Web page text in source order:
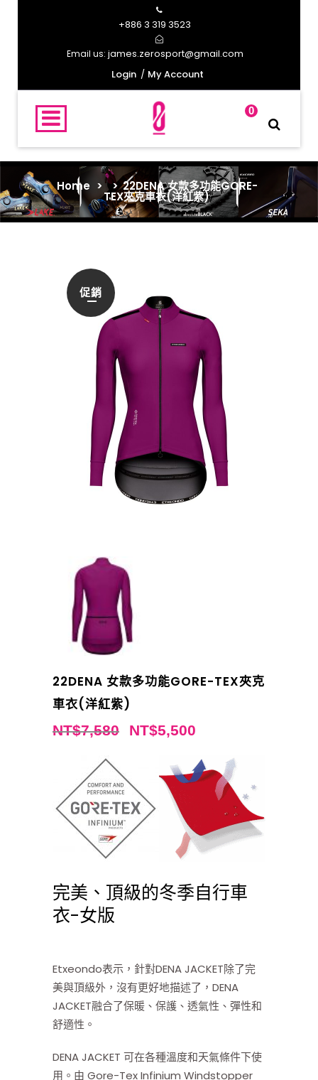
+886 3 319 3523
Email us: james.zerosport@gmail.com
Login
My Account
0
Home > >22DENA 女款多功能GORE-
TEX夾克車衣(洋紅紫)
促銷
22DENA 女款多功能GORE-TEX夾克
車衣(洋紅紫)
NT$7,580 NT$5,500
完美、頂級的冬季自行車
衣-女版
Etxeondo表示，針對DENA JACKET除了完
美與頂級外，沒有更好地描述了，DENA
JACKET融合了保暖、保護、透氣性、彈性和
舒適性。
DENA JACKET 可在各種溫度和天氣條件下使
用。由 Gore-Tex Infinium Windstopper